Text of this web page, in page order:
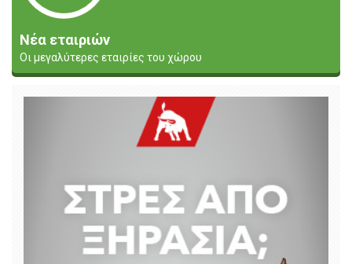
Νέα εταιριών
Οι μεγαλύτερες εταιρίες του χώρου